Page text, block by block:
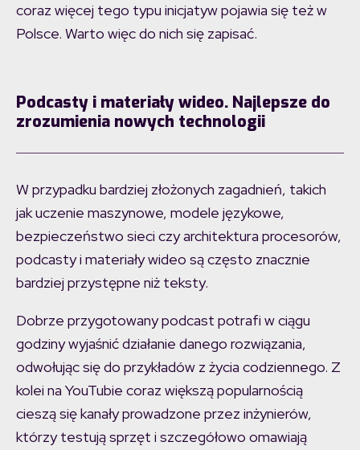
coraz więcej tego typu inicjatyw pojawia się też w
Polsce. Warto więc do nich się zapisać.
Podcasty i materiały wideo. Najlepsze do
zrozumienia nowych technologii
W przypadku bardziej złożonych zagadnień, takich
jak uczenie maszynowe, modele językowe,
bezpieczeństwo sieci czy architektura procesorów,
podcasty i materiały wideo są często znacznie
bardziej przystępne niż teksty.
Dobrze przygotowany podcast potrafi w ciągu
godziny wyjaśnić działanie danego rozwiązania,
odwołując się do przykładów z życia codziennego. Z
kolei na YouTubie coraz większą popularnością
cieszą się kanały prowadzone przez inżynierów,
którzy testują sprzęt i szczegółowo omawiają